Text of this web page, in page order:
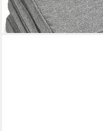
lieferbar - in 4-5 Werktagen bei
+1